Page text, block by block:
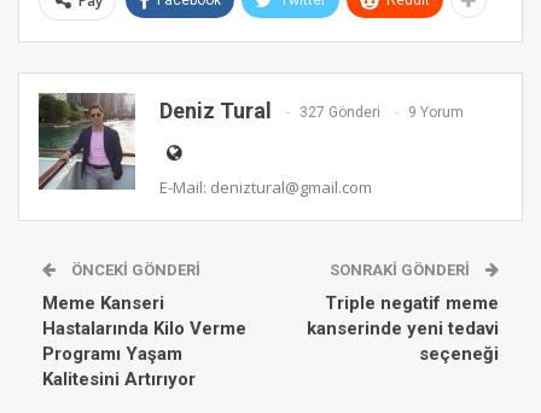
Deniz Tural 327 Gönderi 9 Yorum
E-Mail: deniztural@gmail.com
ÖNCEKI GÖNDERI
Meme Kanseri
Hastalarında Kilo Verme
Programı Yaşam
Kalitesini Artırıyor
SONRAKI GÖNDERI
Triple negatif meme
kanserinde yeni tedavi
seçeneği